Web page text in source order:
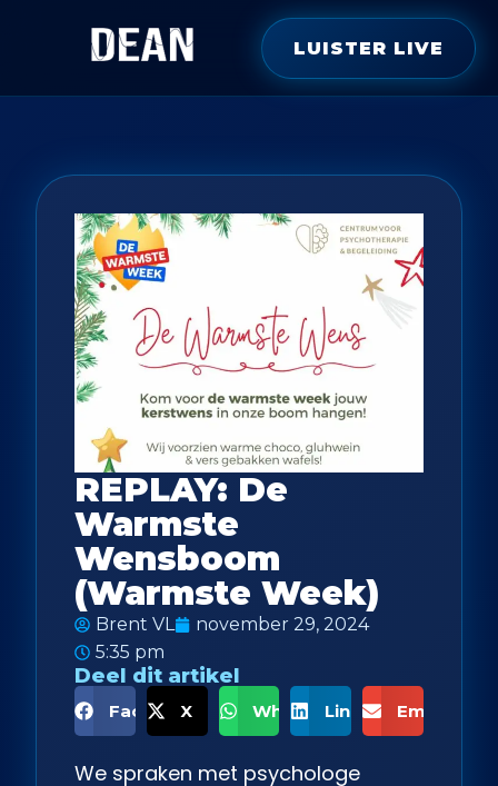
LUISTER LIVE
REPLAY: De
Warmste
Wensboom
(Warmste Week)
Brent VL
november 29, 2024
5:35 pm
Deel dit artikel
Facebook
X WhatsAppLinkedInEmail
We spraken met psychologe